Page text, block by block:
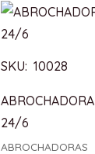
SKU: 10028
24/6
ABROCHADORAS